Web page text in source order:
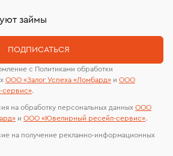
займы
ПОДПИСАТЬСЯ
с Политиками обработки
ООО «Залог Успеха «Ломбард» и ООО
сервиc».
на обработку персональных данных ООО
и ООО «Ювелирный ресейл-сервиc».
на получение рекламно-информационных